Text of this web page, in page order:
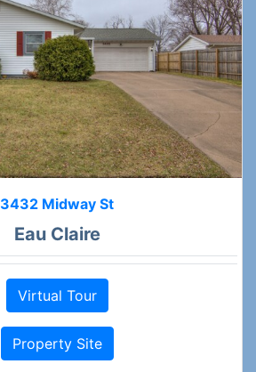
3432 Midway St
Eau Claire
Virtual Tour
Property Site